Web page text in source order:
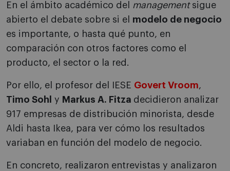
En el ámbito académico del management sigue
abierto el debate sobre si el modelo de negocio
es importante, o hasta qué punto, en
comparación con otros factores como el
producto, el sector o la red.
Por ello, el profesor del IESE Govert Vroom,
Timo Sohl
y Markus A. Fitza decidieron analizar
917 empresas de distribución minorista, desde
Aldi hasta Ikea, para ver cómo los resultados
variaban en función del modelo de negocio.
En concreto, realizaron entrevistas y analizaron